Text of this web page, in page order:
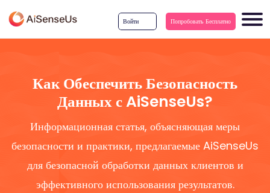
Войти Попробовать Бесплатно
Как Обеспечить Безопасность
Данных с AiSenseUs?
Информационная статья, объясняющая меры
безопасности и практики, предлагаемые AiSenseUs
для безопасной обработки данных клиентов и
эффективного использования результатов.